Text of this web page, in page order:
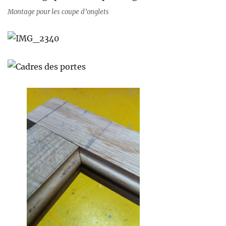
Montage pour les coupe d’onglets